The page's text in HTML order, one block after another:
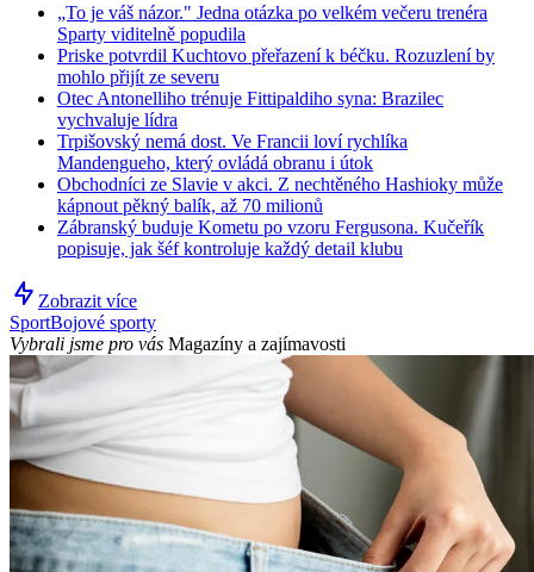
„To je váš názor." Jedna otázka po velkém večeru trenéra
Sparty viditelně popudila
Priske potvrdil Kuchtovo přeřazení k béčku. Rozuzlení by
mohlo přijít ze severu
Otec Antonelliho trénuje Fittipaldiho syna: Brazilec
vychvaluje lídra
Trpišovský nemá dost. Ve Francii loví rychlíka
Mandengueho, který ovládá obranu i útok
Obchodníci ze Slavie v akci. Z nechtěného Hashioky může
kápnout pěkný balík, až 70 milionů
Zábranský buduje Kometu po vzoru Fergusona. Kučeřík
popisuje, jak šéf kontroluje každý detail klubu
Zobrazit více
SportBojové sporty
Vybrali jsme pro vás Magazíny a zajímavosti